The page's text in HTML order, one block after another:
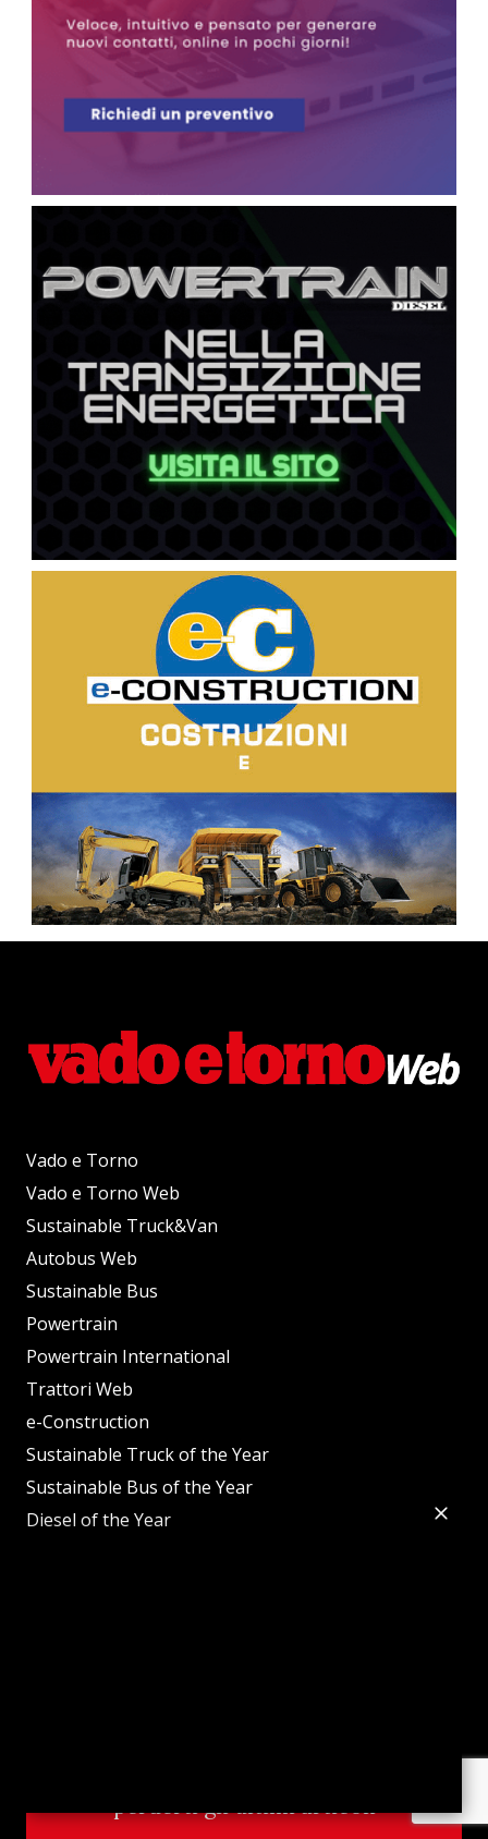
Vado e Torno
Vado e Torno Web
Sustainable Truck&Van
Autobus Web
Sustainable Bus
Powertrain
Powertrain International
Trattori Web
e-Construction
Sustainable Truck of the Year
Sustainable Bus of the Year
Diesel of the Year